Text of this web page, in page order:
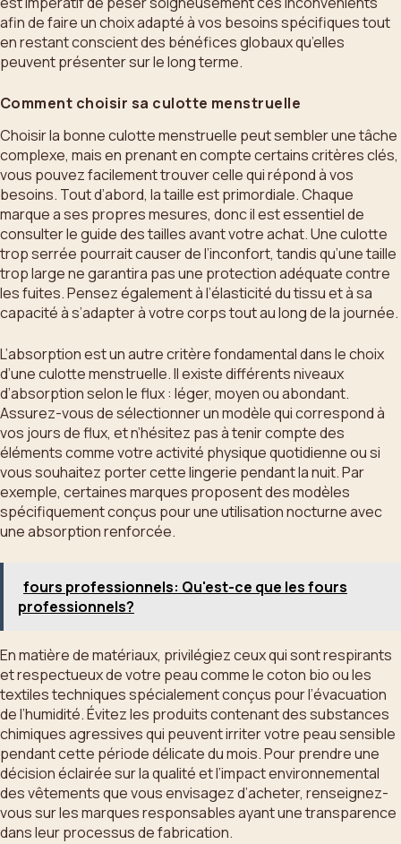
afin de faire un choix adapté à vos besoins spécifiques tout
en restant conscient des bénéfices globaux qu’elles
peuvent présenter sur le long terme.
Comment choisir sa culotte menstruelle
Choisir la bonne culotte menstruelle peut sembler une tâche
complexe, mais en prenant en compte certains critères clés,
vous pouvez facilement trouver celle qui répond à vos
besoins. Tout d’abord, la taille est primordiale. Chaque
marque a ses propres mesures, donc il est essentiel de
consulter le guide des tailles avant votre achat. Une culotte
trop serrée pourrait causer de l’inconfort, tandis qu’une taille
trop large ne garantira pas une protection adéquate contre
les fuites. Pensez également à l’élasticité du tissu et à sa
capacité à s’adapter à votre corps tout au long de la journée.
L’absorption est un autre critère fondamental dans le choix
d’une culotte menstruelle. Il existe différents niveaux
d’absorption selon le flux : léger, moyen ou abondant.
Assurez-vous de sélectionner un modèle qui correspond à
vos jours de flux, et n’hésitez pas à tenir compte des
éléments comme votre activité physique quotidienne ou si
vous souhaitez porter cette lingerie pendant la nuit. Par
exemple, certaines marques proposent des modèles
spécifiquement conçus pour une utilisation nocturne avec
une absorption renforcée.
fours professionnels: Qu'est-ce que les fours
professionnels?
En matière de matériaux, privilégiez ceux qui sont respirants
et respectueux de votre peau comme le coton bio ou les
textiles techniques spécialement conçus pour l’évacuation
de l’humidité. Évitez les produits contenant des substances
chimiques agressives qui peuvent irriter votre peau sensible
pendant cette période délicate du mois. Pour prendre une
décision éclairée sur la qualité et l’impact environnemental
des vêtements que vous envisagez d’acheter, renseignez-
vous sur les marques responsables ayant une transparence
dans leur processus de fabrication.